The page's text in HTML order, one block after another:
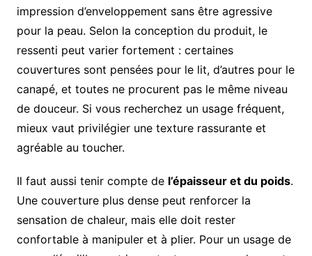
impression d’enveloppement sans être agressive
pour la peau. Selon la conception du produit, le
ressenti peut varier fortement : certaines
couvertures sont pensées pour le lit, d’autres pour le
canapé, et toutes ne procurent pas le même niveau
de douceur. Si vous recherchez un usage fréquent,
mieux vaut privilégier une texture rassurante et
agréable au toucher.
Il faut aussi tenir compte de l’épaisseur et du poids.
Une couverture plus dense peut renforcer la
sensation de chaleur, mais elle doit rester
confortable à manipuler et à plier. Pour un usage de